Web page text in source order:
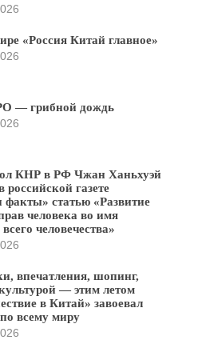
«Россия Китай главное»
— грибной дождь
КНР в РФ Чжан Ханьхуэй
российской газете
статью «Развитие
человека во имя
человечества»
впечатления, шопинг,
— этим летом
в Китай» завоевал
всему миру